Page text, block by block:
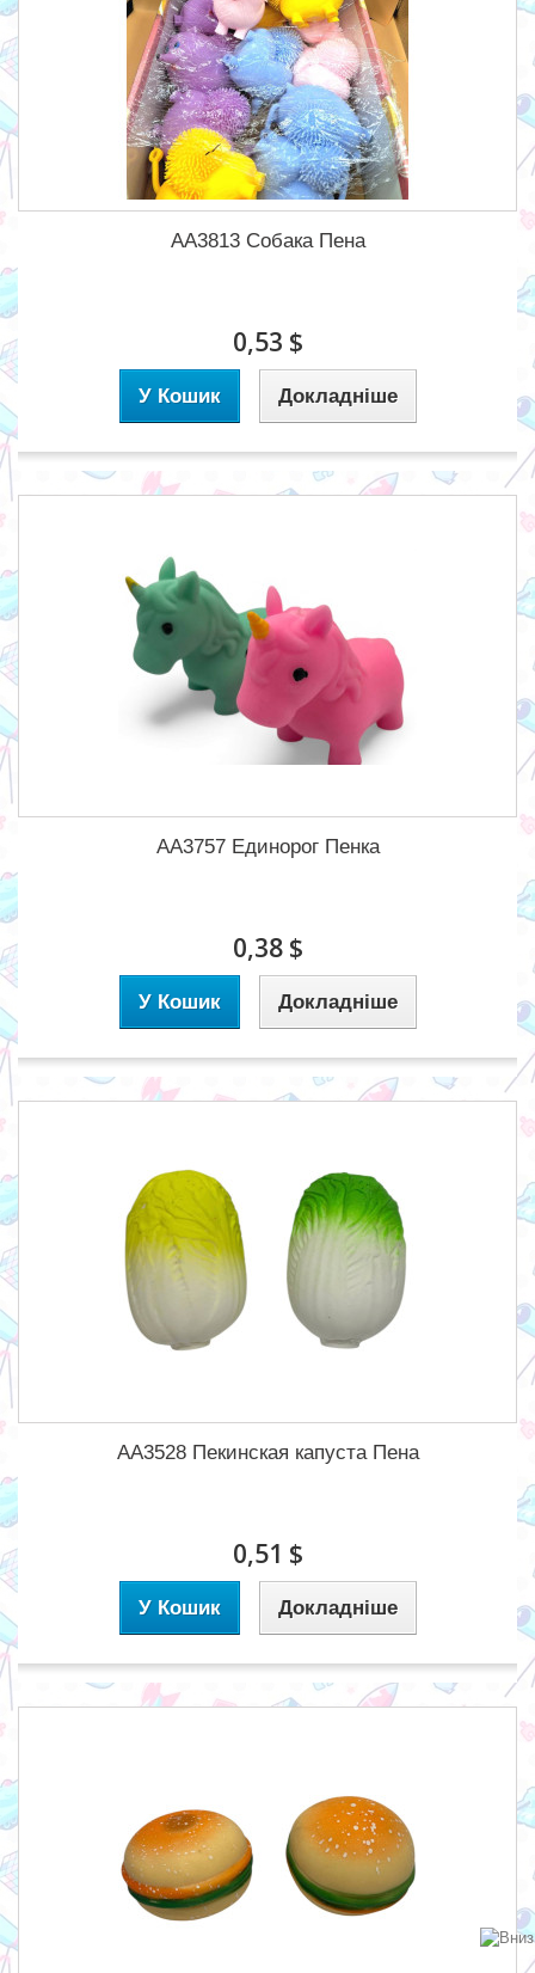
AA3813 Собака Пена
0,53 $
У Кошик Докладніше
AA3757 Единорог Пенка
0,38 $
У Кошик Докладніше
AA3528 Пекинская капуста Пена
0,51 $
У Кошик Докладніше